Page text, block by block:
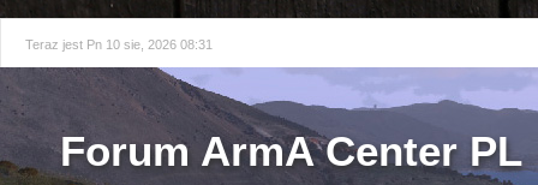
Teraz jest Pn 10 sie, 2026 08:31
Forum ArmA Center PL